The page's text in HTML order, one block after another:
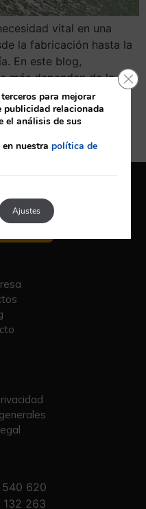
vital en una
la fabricación hasta la
En este blog,
más dependen de la
y analizaremos por
esencial la
de limpieza. Industria
620
263
para mejorar
publicidad relacionada
el análisis de sus
nuestra política de
Ajustes